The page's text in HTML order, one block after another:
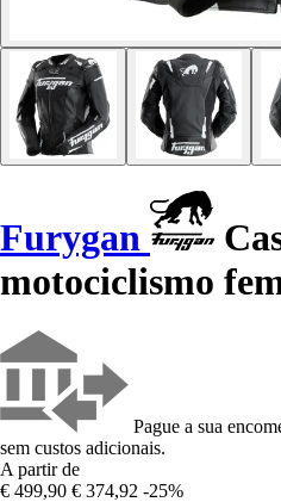
Furygan
motociclismo
Pague a sua
sem custos adicionais.
A partir de
€ 499,90 € 374,92 -25%